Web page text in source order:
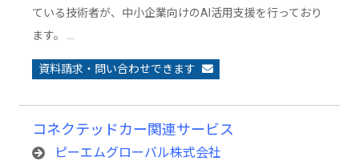
ている技術者が、中小企業向けのAI活用支援を行っており
ます。 …
資料請求・問い合わせできます
コネクテッドカー関連サービス
ピーエムグローバル株式会社